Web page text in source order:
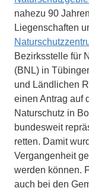
nahezu 90
Liegenschaften
Bezirksstelle für
(BNL) in
und Ländlichen
einen Antrag auf
Naturschutz in
bundesweit
retten. Damit
Vergangenheit
werden können.
auch bei den